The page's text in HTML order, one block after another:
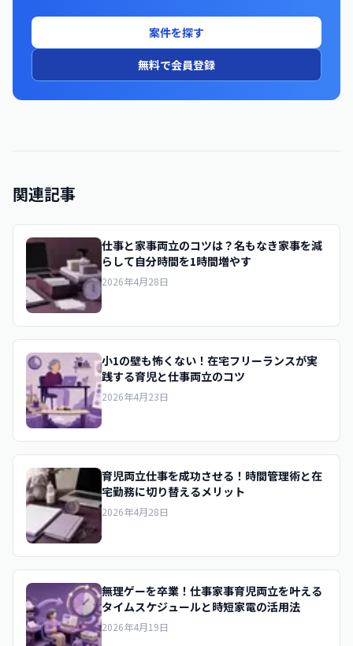
案件を探す
無料で会員登録
関連記事
仕事と家事両立のコツは？名もなき家事を減
らして自分時間を1時間増やす
2026年4月28日
小1の壁も怖くない！在宅フリーランスが実
践する育児と仕事両立のコツ
2026年4月23日
育児両立仕事を成功させる！時間管理術と在
宅勤務に切り替えるメリット
2026年4月28日
無理ゲーを卒業！仕事家事育児両立を叶える
タイムスケジュールと時短家電の活用法
2026年4月19日